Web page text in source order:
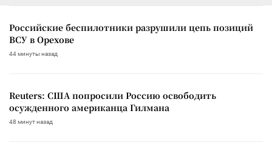
Российские беспилотники разрушили цепь позиций
ВСУ в Орехове
44 минуты назад
Reuters: США попросили Россию освободить
осужденного американца Гилмана
48 минут назад